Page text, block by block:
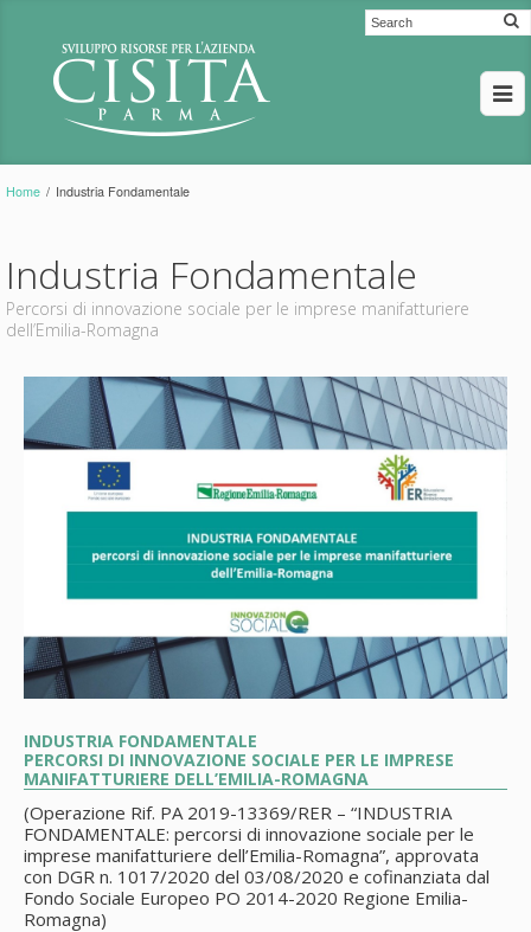
Home / Industria Fondamentale
Industria Fondamentale
Percorsi di innovazione sociale per le imprese manifatturiere
dell’Emilia-Romagna
INDUSTRIA FONDAMENTALE
PERCORSI DI INNOVAZIONE SOCIALE PER LE IMPRESE
MANIFATTURIERE DELL’EMILIA-ROMAGNA
(Operazione Rif. PA 2019-13369/RER – “INDUSTRIA
FONDAMENTALE: percorsi di innovazione sociale per le
imprese manifatturiere dell’Emilia-Romagna”, approvata
con DGR n. 1017/2020 del 03/08/2020 e cofinanziata dal
Fondo Sociale Europeo PO 2014-2020 Regione Emilia-
Romagna)